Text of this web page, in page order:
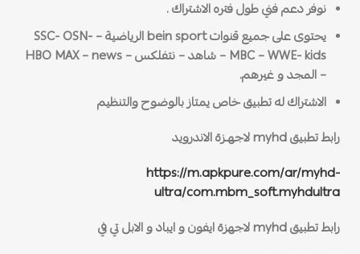
نوفر دعم فني طول فتره الاشتراك .
يحتوى على جميع قنوات bein sport الرياضية – SSC- OSN-
MBC – WWE- kids – شاهد – نتفلكس – HBO MAX – news
– المجد و غيرهم.
الاشتراك له تطبيق خاص يمتاز بالوضوح والتنظيم
رابط تطبيق myhd لاجهـزة الاندرويد
https://m.apkpure.com/ar/myhd-
ultra/com.mbm_soft.myhdultra
رابط تطبيق myhd لاجهزة ايفون و ايباد و الابل تي في